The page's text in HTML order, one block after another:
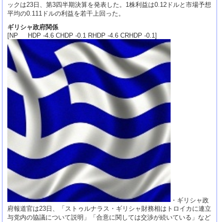
ックは23日、第3四半期決算を発表した。1株利益は0.12ドルと市場予想
平均の0.111ドルの利益を若干上回った。
ギリシャ政府関係
[NP HDP -4.6 CHDP -0.1 RHDP -4.6 CRHDP -0.1]
・ギリシャ政
府報道官は23日、「ストゥルナラス・ギリシャ財務相はトロイカに連立
与党内の協議について説明」「合意に関しては交渉が続いている」など